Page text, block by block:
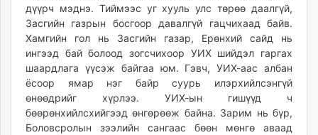
дүүрч мэднэ. Тиймээс уг хууль улс төрөө даалгүй,
Засгийн газрын босгоор давалгүй гацчихаад байв.
Хамгийн гол нь Засгийн газар, Ерөнхий сайд нь
ингээд бай болоод зогсчихоор УИХ шийдэл гаргах
шаардлага үүсэж байгаа юм. Гэвч, УИХ-аас албан
ёсоор ямар нэг байр суурь илэрхийлсэнгүй
өнөөдрийг хүрлээ. УИХ-ын гишүүд ч
бөөрөнхийлсхийгээд өнгөрөөж байна. Зарим нь бүр,
Боловсролын зээлийн сангаас бөөн мөнгө аваад